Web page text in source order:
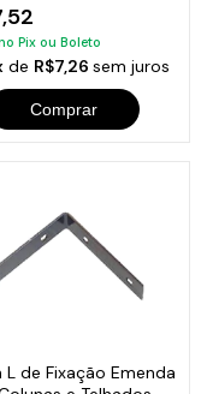
Pix ou Boleto
de R$7,26 sem juros
Comprar
L de Fixação Emenda